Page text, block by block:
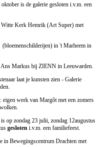
is de galerie gesloten i.v.m. een
Witte Kerk Hemrik (Art Super) met
(bloemenschilderijen) in 't Marheem in
Ans Markus bij ZIENN in Leeuwarden.
laat je kunsten zien - Galerie
eigen werk van Margôt met een zomers
is op zondag 23 julii, zondag 12augustus
gesloten i.v.m. een familiefeest.
in Bewegingscentrum Drachten met